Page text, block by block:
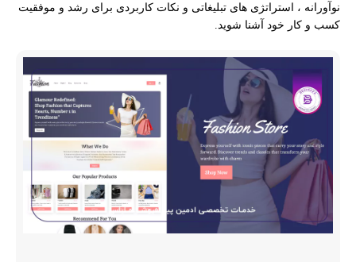
نوآورانه ، استراتژی های تبلیغاتی و نکات کاربردی برای رشد و موفقیت
کسب و کار خود آشنا شوید.